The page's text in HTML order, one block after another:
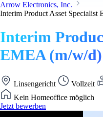
Arrow Electronics, Inc.
Interim Product Asset Specialist
Interim
EMEA (m/w/d)
Linsengericht Vollzeit
Kein Homeoffice möglich
Jetzt bewerben